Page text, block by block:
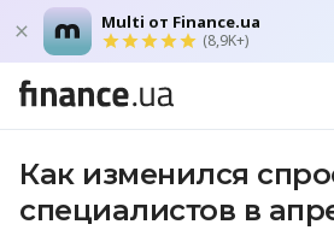
Multi от Finance.ua
(8,9K+)
Как изменился
специалистов в